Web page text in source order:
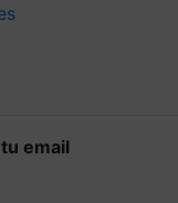
email